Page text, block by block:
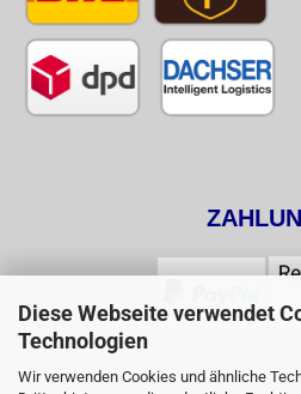
Diese Webseite verwendet
Technologien
Wir verwenden Cookies und ähnliche